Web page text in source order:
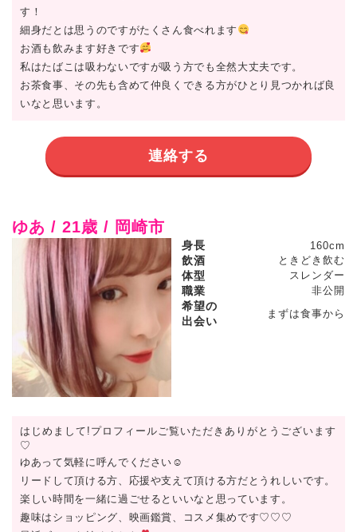
す！
細身だとは思うのですがたくさん食べれます
お酒も飲みます好きです
私はたばこは吸わないですが吸う方でも全然大丈夫です。
お茶食事、その先も含めて仲良くできる方がひとり見つかれば良
いなと思います。
連絡する
ゆあ / 21歳 / 岡崎市
身長 160cm
飲酒 ときどき飲む
体型 スレンダー
職業 非公開
希望の
出会い
まずは食事から
はじめまして!プロフィールご覧いただきありがとうございます
♡
ゆあって気軽に呼んでください☺︎
リードして頂ける方、応援や支えて頂ける方だとうれしいです。
楽しい時間を一緒に過ごせるといいなと思っています。
趣味はショッピング、映画鑑賞、コスメ集めです♡♡♡